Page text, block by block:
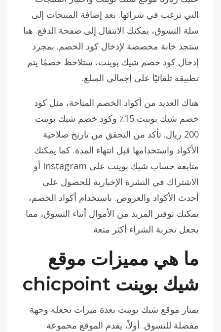
التي ترغب في شرائها. بعد إضافة المنتجات إلى
سلة التسوق، يمكنك الانتقال إلى صفحة الدفع. هنا
ستجد خانة مخصصة لإدخال كود الخصم. بمجرد
إدخال كود خصم شيك بوينت، ستلاحظ خصمًا يتم
تطبيقه تلقائيًا على إجمالي المبلغ.
هناك العديد من أكواد الخصم المتاحة، مثل كود
خصم شيك بوينت 15٪ وكود خصم شيك بوينت
200 ريال. تأكد من التحقق من تاريخ صلاحية
الأكواد واستخدامها قبل انتهاء المدة. كما يمكنك
متابعة حساب شيك بوينت على Instagram أو
الاشتراك في النشرة الإخبارية للحصول على
أحدث الأكواد والعروض. باستخدام أكواد الخصم،
يمكنك توفير المزيد من الأموال أثناء التسوق، مما
يجعل تجربة الشراء أكثر متعة.
ما هي مميزات موقع
شيك بوينت chicpoint
يمتاز موقع شيك بوينت بعدة ميزات تجعله وجهة
مفضلة للتسوق. أولاً، يقدم الموقع مجموعة